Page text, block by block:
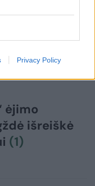
Privacy Policy
ėjimo
išreiškė
(1)